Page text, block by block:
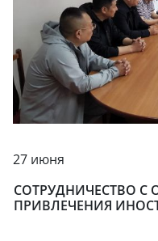
27 июня
СОТРУДНИЧЕСТВО С
ПРИВЛЕЧЕНИЯ